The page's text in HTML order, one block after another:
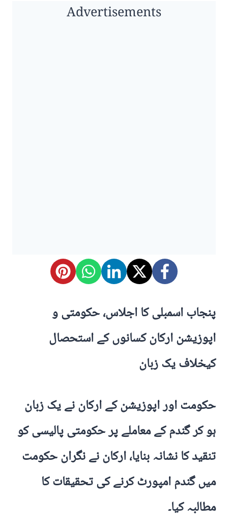
Advertisements
پنجاب اسمبلی کا اجلاس، حکومتی و
اپوزیشن ارکان کسانوں کے استحصال
کیخلاف یک زبان
حکومت اور اپوزیشن کے ارکان نے یک زبان
ہو کر گندم کے معاملے پر حکومتی پالیسی کو
تنقید کا نشانہ بنایا، ارکان نے نگران حکومت
میں گندم امپورٹ کرنے کی تحقیقات کا
مطالبہ کیا۔